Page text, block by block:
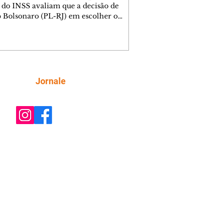
INSS avaliam que a decisão de
Bolsonaro (PL-RJ) em escolher o
que colocava no rol de indiciados
apontar arsenal de acus
Jornale